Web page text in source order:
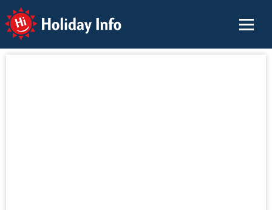
Holiday Info